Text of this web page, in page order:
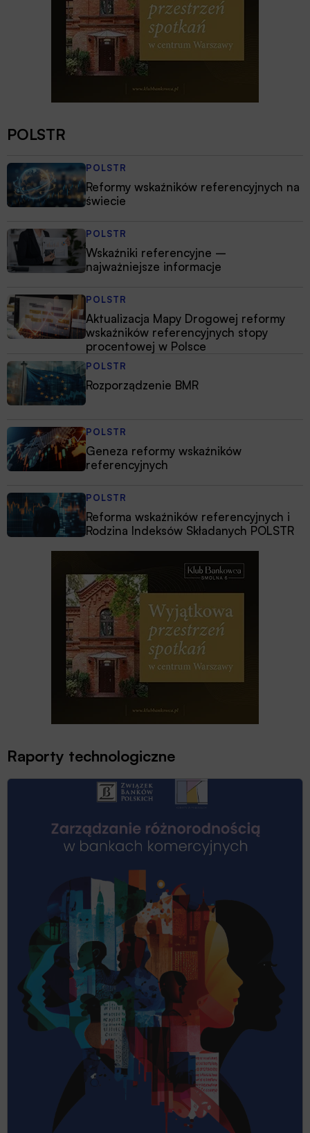
POLSTR
POLSTR
Reformy wskaźników referencyjnych na
świecie
POLSTR
Wskaźniki referencyjne –
najważniejsze informacje
POLSTR
Aktualizacja Mapy Drogowej reformy
wskaźników referencyjnych stopy
procentowej w Polsce
POLSTR
Rozporządzenie BMR
POLSTR
Geneza reformy wskaźników
referencyjnych
POLSTR
Reforma wskaźników referencyjnych i
Rodzina Indeksów Składanych POLSTR
Raporty technologiczne